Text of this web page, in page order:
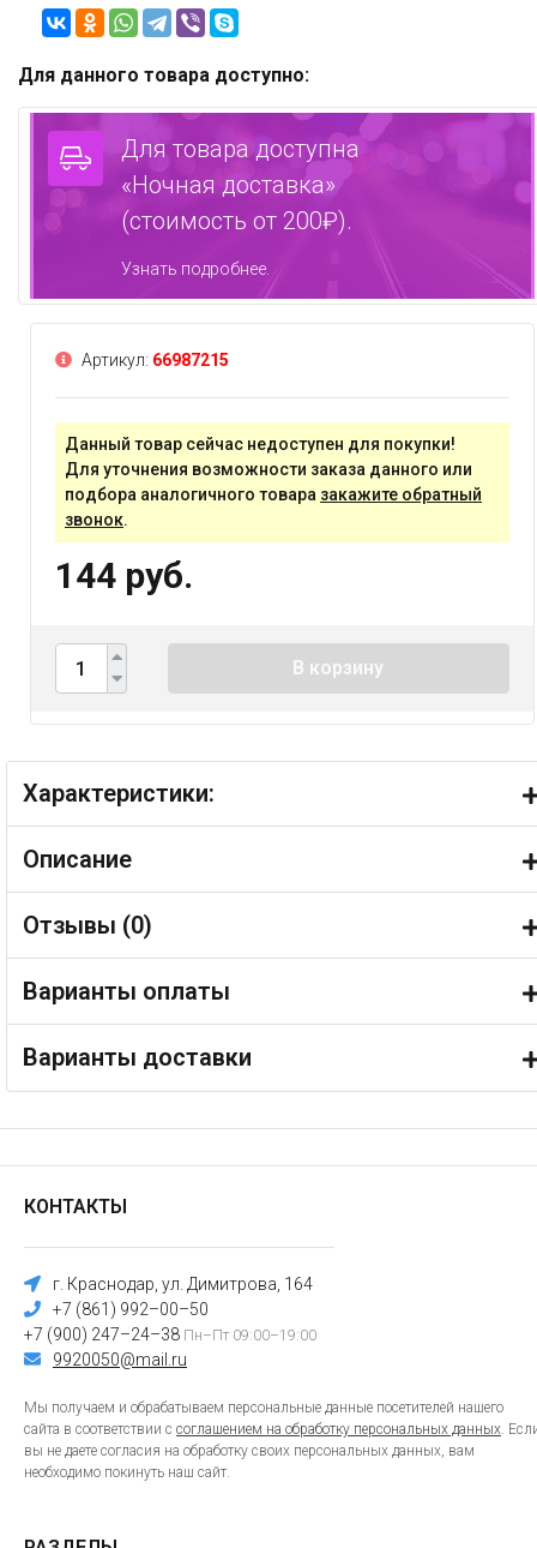
Для данного товара доступно:
Для товара доступна
«Ночная доставка»
(стоимость от 200₽).
Узнать подробнее.
Артикул: 66987215
Данный товар сейчас недоступен для покупки!
Для уточнения возможности заказа данного или
подбора аналогичного товара закажите обратный
звонок.
144 руб.
В корзину
Характеристики:
Описание
Отзывы (0)
Варианты оплаты
Варианты доставки
КОНТАКТЫ
г. Краснодар, ул. Димитрова, 164
+7 (861) 992–00–50
+7 (900) 247–24–38 Пн–Пт 09:00–19:00
9920050@mail.ru
Мы получаем и обрабатываем персональные данные посетителей нашего
сайта в соответствии с соглашением на обработку персональных данных.
вы не даете согласия на обработку своих персональных данных, вам
необходимо покинуть наш сайт.